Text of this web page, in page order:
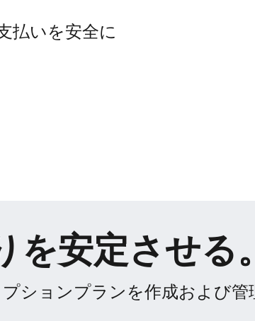
払いを​安全に​
安定させる。
ションプランを​作成および​管